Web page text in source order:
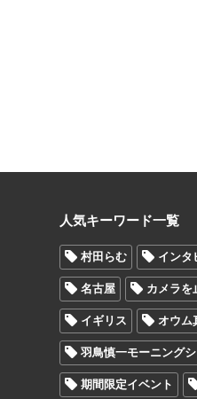
人気キーワード一覧
村田らむ インタ
名古屋 カメラを
イギリス オウム
羽鳥慎一モーニング
期間限定イベント